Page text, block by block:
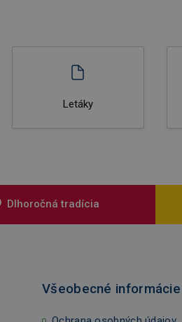
Letáky
Dlhoročná tradícia
Všeobecné informácie